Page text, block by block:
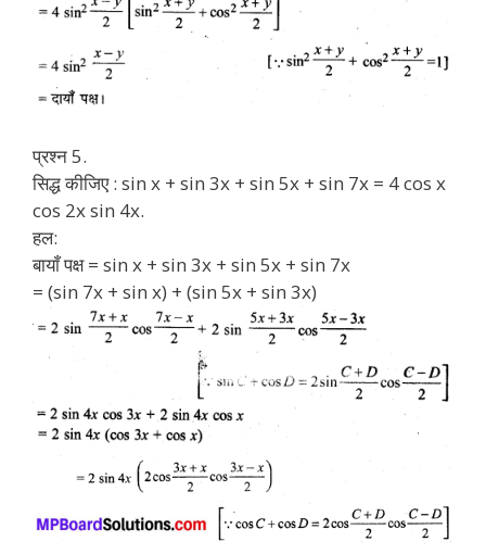
प्रश्न 5.
सिद्ध कीजिए : sin x + sin 3x + sin 5x + sin 7x = 4 cos x
cos 2x sin 4x.
हल:
बायाँ पक्ष = sin x + sin 3x + sin 5x + sin 7x
= (sin 7x + sin x) + (sin 5x + sin 3x)